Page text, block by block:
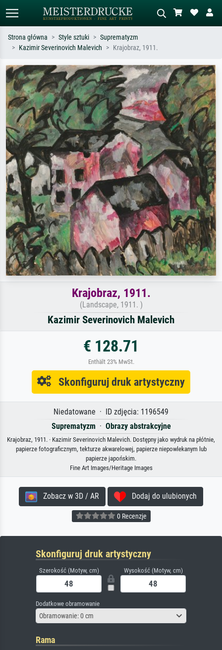
Szukaj wg artysty, tytułu lub stylu – np.
Monet, Gwiaździsta noc,
impresjonizm, fala Hokusaia, akt.
Opisz scenę – np. zielona łąka,
abstrakcja z czerwienią, ciemny olej,
stojący akt obok drzewa.
Strona główna Style sztuki
Suprematyzm
Kazimir Severinovich Malevich
Krajobraz, 1911.
Krajobraz, 1911.
(Landscape, 1911. )
Kazimir Severinovich Malevich
€ 128.71
Enthält 23% MwSt.
Skonfiguruj druk artystyczny
Niedatowane · ID zdjęcia: 1196549
Suprematyzm · Obrazy abstrakcyjne
Krajobraz, 1911. · Kazimir Severinovich Malevich. Dostępny jako wydruk na płótnie,
papierze fotograficznym, tekturze akwarelowej, papierze niepowlekanym lub
papierze japońskim.
Fine Art Images/Heritage Images
Zobacz w 3D / AR Dodaj do ulubionych
0 Recenzje
Skonfiguruj druk artystyczny
Szerokość (Motyw, cm) Wysokość (Motyw, cm)
Dodatkowe obramowanie
Obramowanie: 0 cm
Rama